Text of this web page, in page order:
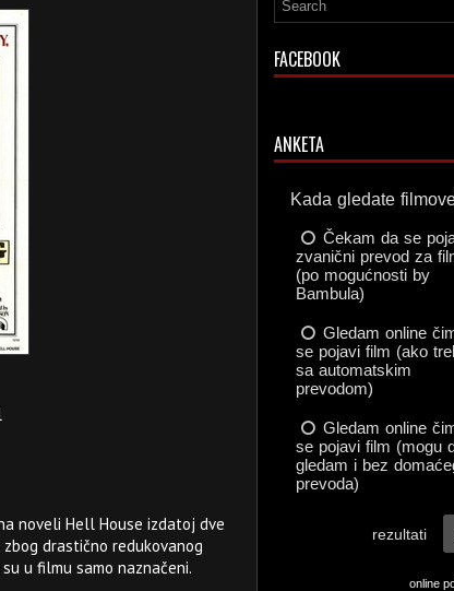
noveli Hell House izdatoj dve
drastično redukovanog
u filmu samo naznačeni.
FACEBOOK
ANKETA
online